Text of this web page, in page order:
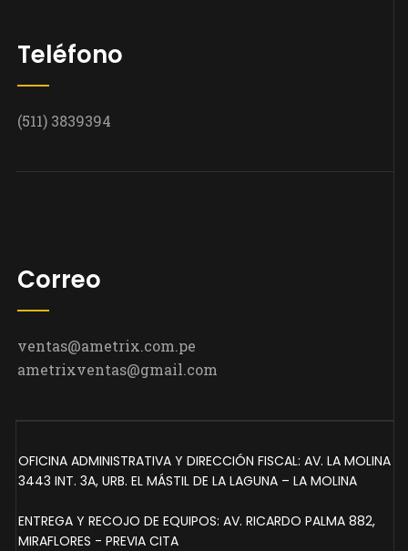
Teléfono
(511) 3839394
Correo
ventas@ametrix.com.pe
ametrixventas@gmail.com
OFICINA ADMINISTRATIVA Y DIRECCIÓN FISCAL: AV. LA MOLINA
3443 INT. 3A, URB. EL MÁSTIL DE LA LAGUNA – LA MOLINA
ENTREGA Y RECOJO DE EQUIPOS: AV. RICARDO PALMA 882,
MIRAFLORES - PREVIA CITA